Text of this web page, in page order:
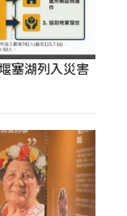
塞湖列入災害